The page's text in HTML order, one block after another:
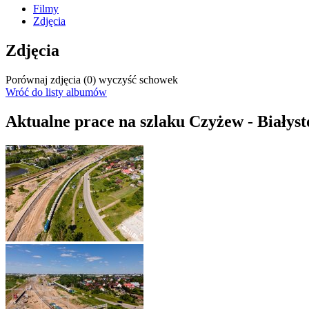
Filmy
Zdjęcia
Zdjęcia
Porównaj zdjęcia (0) wyczyść schowek
Wróć do listy albumów
Aktualne prace na szlaku Czyżew -